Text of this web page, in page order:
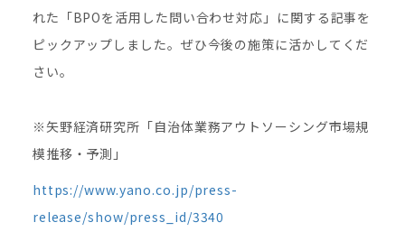
れた「BPOを活用した問い合わせ対応」に関する記事を
ピックアップしました。ぜひ今後の施策に活かしてくだ
さい。
※矢野経済研究所「自治体業務アウトソーシング市場規
模推移・予測」
https://www.yano.co.jp/press-
release/show/press_id/3340